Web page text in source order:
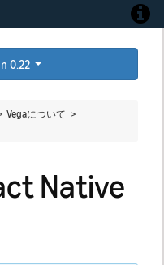
0.22
Vegaについて >
Native